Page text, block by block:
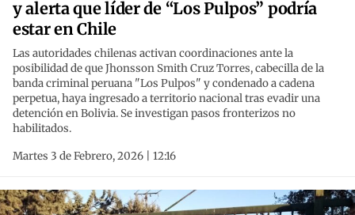
y alerta que líder de “Los Pulpos” podría
estar en Chile
Las autoridades chilenas activan coordinaciones ante la
posibilidad de que Jhonsson Smith Cruz Torres, cabecilla de la
banda criminal peruana "Los Pulpos" y condenado a cadena
perpetua, haya ingresado a territorio nacional tras evadir una
detención en Bolivia. Se investigan pasos fronterizos no
habilitados.
Martes 3 de Febrero, 2026 | 12:16